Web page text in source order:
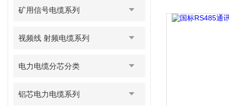
矿用信号电缆系列
视频线 射频电缆系列
电力电缆分芯分类
铝芯电力电缆系列